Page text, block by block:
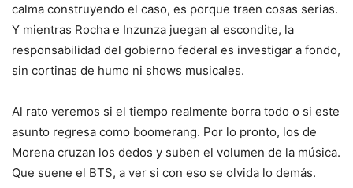
calma construyendo el caso, es porque traen cosas serias.
Y mientras Rocha e Inzunza juegan al escondite, la
responsabilidad del gobierno federal es investigar a fondo,
sin cortinas de humo ni shows musicales.
Al rato veremos si el tiempo realmente borra todo o si este
asunto regresa como boomerang. Por lo pronto, los de
Morena cruzan los dedos y suben el volumen de la música.
Que suene el BTS, a ver si con eso se olvida lo demás.